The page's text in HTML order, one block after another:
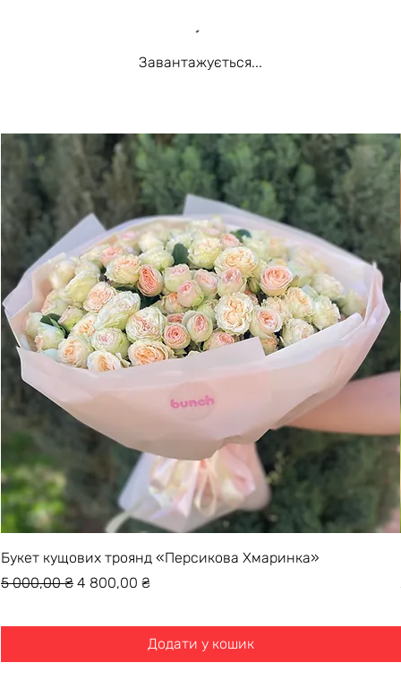
Завантажується...
Букет кущових троянд «Персикова Хмаринка»
Звичайна ціна
5 000,00 ₴ За розпродажем
4 800,00 ₴
Додати у кошик